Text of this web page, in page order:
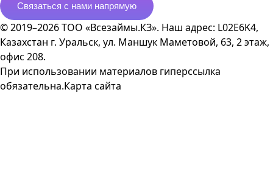
Связаться с нами напрямую
© 2019–2026 ТОО «Всезаймы.КЗ». Наш адрес: L02E6K4,
Казахстан г. Уральск, ул. Маншук Маметовой, 63, 2 этаж,
офис 208.
При использовании материалов гиперссылка
обязательна.Карта сайта